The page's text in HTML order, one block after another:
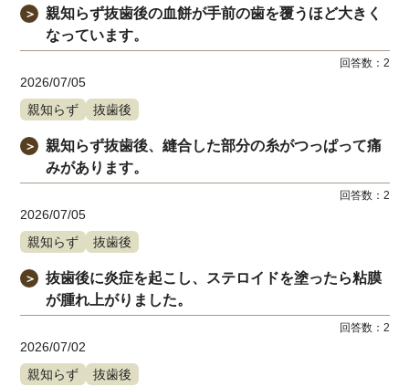
＞
親知らず抜歯後の血餅が手前の歯を覆うほど大きく
なっています。
回答数： 2
2026/07/05
親知らず
抜歯後
＞
親知らず抜歯後、縫合した部分の糸がつっぱって痛
みがあります。
回答数： 2
2026/07/05
親知らず
抜歯後
＞
抜歯後に炎症を起こし、ステロイドを塗ったら粘膜
が腫れ上がりました。
回答数： 2
2026/07/02
親知らず
抜歯後